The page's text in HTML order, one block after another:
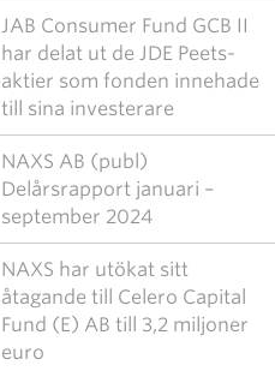
JAB Consumer Fund GCB II
har delat ut de JDE Peets-
aktier som fonden innehade
till sina investerare
NAXS AB (publ)
Delårsrapport januari –
september 2024
NAXS har utökat sitt
åtagande till Celero Capital
Fund (E) AB till 3,2 miljoner
euro